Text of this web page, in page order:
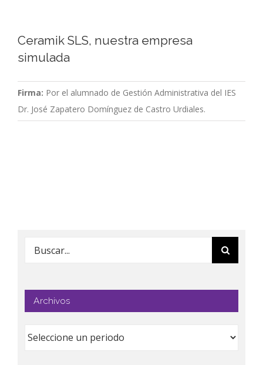
Ceramik SLS, nuestra empresa
simulada
Firma: Por el alumnado de Gestión Administrativa del IES
Dr. José Zapatero Domínguez de Castro Urdiales.
Buscar:
Archivos